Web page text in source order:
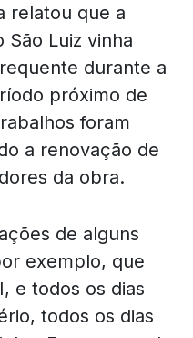
relatou que a
Luiz vinha
durante a
próximo de
foram
a renovação de
da obra.
de alguns
exemplo, que
e todos os dias
todos os dias